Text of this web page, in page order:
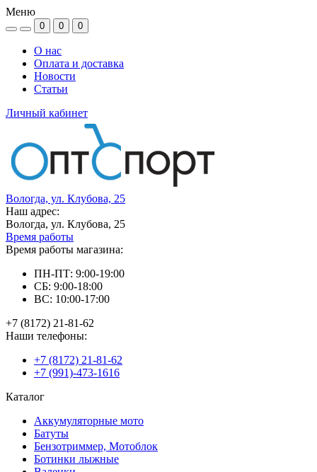
Меню
0 0 0
О нас
Оплата и доставка
Новости
Статьи
Личный кабинет
Вологда, ул. Клубова, 25
Наш адрес:
Вологда, ул. Клубова, 25
Время работы
Время работы магазина:
ПН-ПТ: 9:00-19:00
СБ: 9:00-18:00
ВС: 10:00-17:00
+7 (8172) 21-81-62
Наши телефоны:
+7 (8172) 21-81-62
+7 (991)-473-1616
Каталог
Аккумуляторные мото
Батуты
Бензотриммер, Мотоблок
Ботинки лыжные